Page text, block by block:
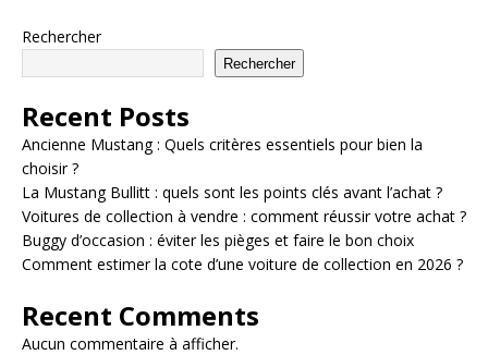
Rechercher
Rechercher
Recent Posts
Ancienne Mustang : Quels critères essentiels pour bien la
choisir ?
La Mustang Bullitt : quels sont les points clés avant l’achat ?
Voitures de collection à vendre : comment réussir votre achat ?
Buggy d’occasion : éviter les pièges et faire le bon choix
Comment estimer la cote d’une voiture de collection en 2026 ?
Recent Comments
Aucun commentaire à afficher.